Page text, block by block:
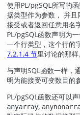
使用PL/pgSQL所写的
据类型作为参数， 并
接受或者返回任意用名
PL/pgSQL函数声明为
一个行类型，这个行的
7.2.1.4 节里讨论的那样
与声明SQL函数一样，
明为能接受可变数目的
PL/pgSQL函数还可以
anyarray,